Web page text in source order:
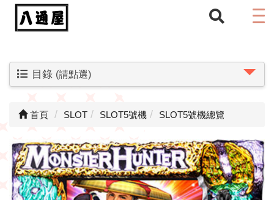
目錄 (請點選)
首頁 SLOT SLOT5號機 SLOT5號機總覽